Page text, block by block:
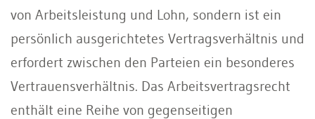
von Arbeitsleistung und Lohn, sondern ist ein
persönlich ausgerichtetes Vertragsverhältnis und
erfordert zwischen den Parteien ein besonderes
Vertrauensverhältnis. Das Arbeitsvertragsrecht
enthält eine Reihe von gegenseitigen